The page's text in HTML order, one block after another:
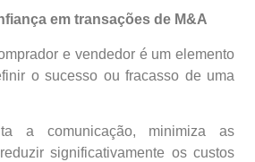
em transações de M&A
e vendedor é um elemento
o sucesso ou fracasso de uma
a comunicação, minimiza as
significativamente os custos